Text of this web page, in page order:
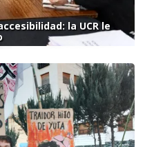
la UCR le